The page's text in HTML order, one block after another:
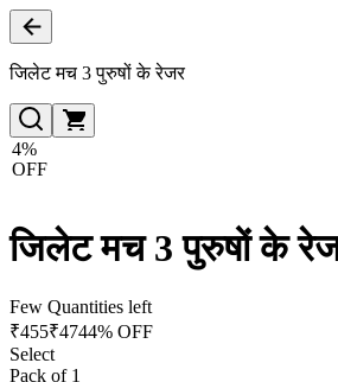
जिलेट मच 3 पुरुषों के रेजर
4%
OFF
जिलेट मच 3 पुरुषों के
Few Quantities left
₹455₹4744% OFF
Select
Pack of 1